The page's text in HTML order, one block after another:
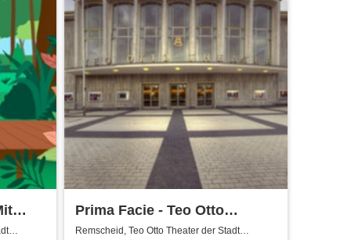
Prima Facie - Teo Otto
Theater
Remscheid, Teo Otto Theater der Stadt